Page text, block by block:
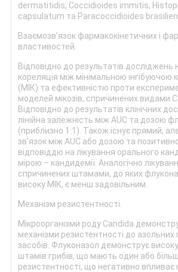
dermatitidis, Coccidioides immitis,
capsulatum та Paracoccidioides
Взаємозв’язок фармакокінетичних і
властивостей.
Відповідно до результатів досліджень
кореляція між мінімальною інгібуючою
(МІК) та ефективністю проти
моделей мікозів, спричинених видами
Відповідно до результатів клінічних
лінійна залежність між AUC та дозою
(приблизно 1:1). Також існує прямий,
зв’язок між AUC або дозою та
відповіддю на лікування орального
мірою – кандидемії. Аналогічно
спричинених штамами, до яких
високу МІК, є менш задовільним.
Механізм резистентності.
Мікроорганізми роду Candida
механізми резистентності до азольних
засобів. Флуконазол демонструє
штамів грибів, що мають один або
резистентності, що негативно впливає